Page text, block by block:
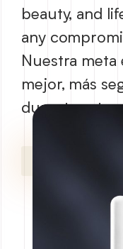
beauty, and
any
Nuestra meta
mejor, más
durante estos